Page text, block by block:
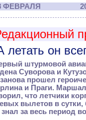
ФЕВРАЛЯ
летать он
штурмовой
Суворова и
прошел
и Праги.
что летчики
вылетов в
знал за весь период